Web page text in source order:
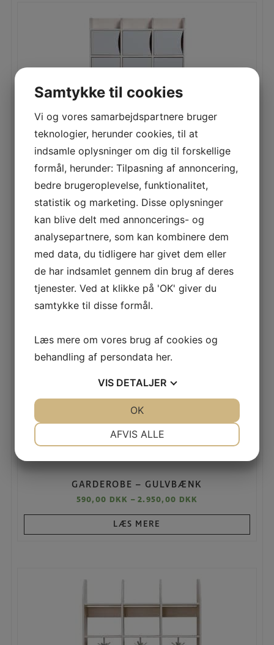
GARDEROBE – LÅGER
LÆS MERE
GARDEROBE – GULVBÆNK
590,00 DKK –2.950,00 DKK
LÆS MERE
Samtykke til cookies
Vi og vores samarbejdspartnere bruger
teknologier, herunder cookies, til at
indsamle oplysninger om dig til forskellige
formål, herunder: Tilpasning af annoncering,
bedre brugeroplevelse, funktionalitet,
statistik og marketing. Disse oplysninger
kan blive delt med annoncerings- og
analysepartnere, som kan kombinere dem
med data, du tidligere har givet dem eller
de har indsamlet gennem din brug af deres
tjenester. Ved at klikke på 'OK' giver du
samtykke til disse formål.
Læs mere om vores brug af cookies og
behandling af persondata her.
VIS DETALJER
AFVIS ALLE
OK